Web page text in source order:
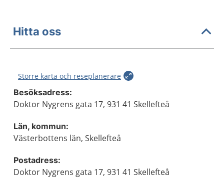
Hitta oss
Större karta och reseplanerare
Besöksadress:
Doktor Nygrens gata 17, 931 41 Skellefteå
Län, kommun:
Västerbottens län, Skellefteå
Postadress:
Doktor Nygrens gata 17, 931 41 Skellefteå